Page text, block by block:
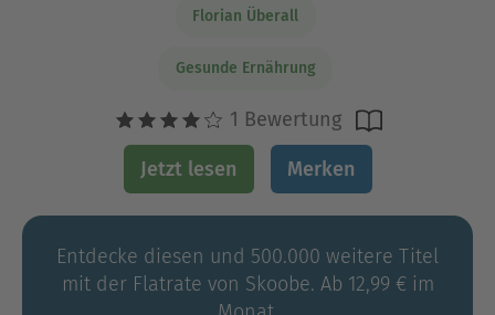
Florian Überall
Gesunde Ernährung
1 Bewertung
Jetzt lesen Merken
Entdecke diesen und 500.000 weitere Titel
mit der Flatrate von Skoobe. Ab 12,99 € im